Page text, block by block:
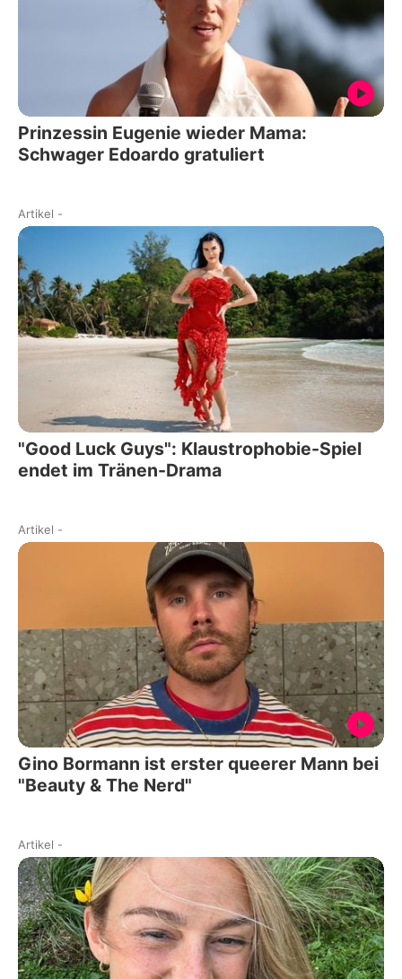
Prinzessin Eugenie wieder Mama:
Schwager Edoardo gratuliert
Artikel -
"Good Luck Guys": Klaustrophobie-Spiel
endet im Tränen-Drama
Artikel -
Gino Bormann ist erster queerer Mann bei
"Beauty & The Nerd"
Artikel -